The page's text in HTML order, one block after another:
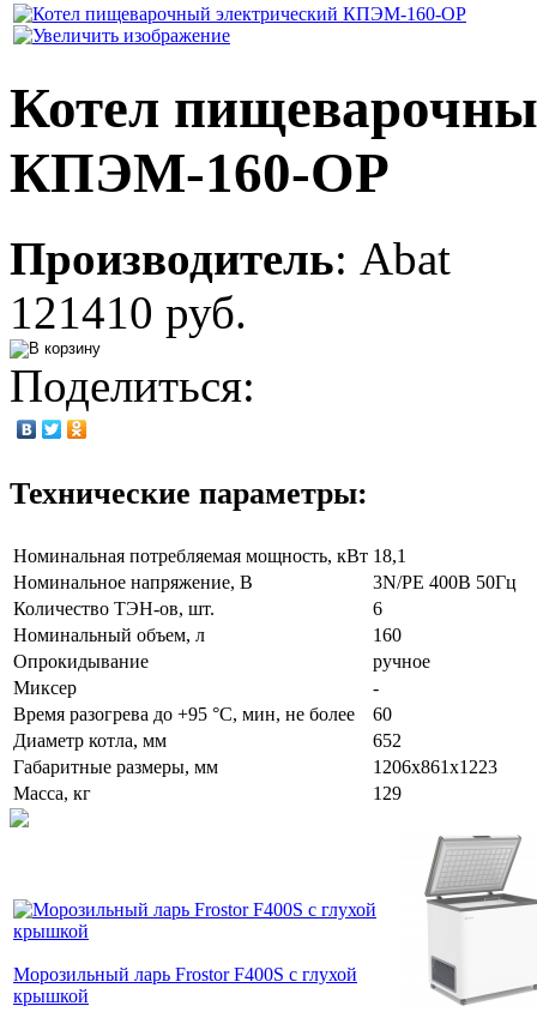
Котел
КПЭМ-160-ОР
Производитель: Abat
121410 руб.
Поделиться:
Технические параметры:
Номинальная потребляемая мощность, кВт 18,1
Номинальное напряжение, В
3N/PE 400В 50Гц
Количество ТЭН-ов, шт.
6
Номинальный объем, л
160
Опрокидывание
ручное
Миксер
-
Время разогрева до +95 °C, мин, не более
60
Диаметр котла, мм
652
Габаритные размеры, мм
1206х861х1223
Масса, кг
129
Морозильный ларь Frostor F400S с глухой
крышкой